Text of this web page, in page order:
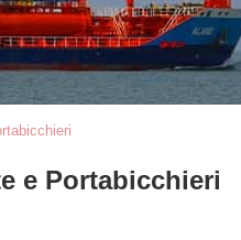
e Portabicchieri